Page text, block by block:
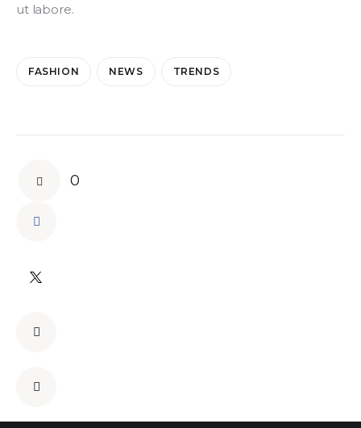
ut labore.
FASHION NEWS TRENDS
0